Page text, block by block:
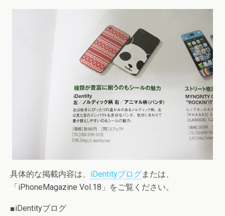
具体的な掲載内容は、 iDentityブログまたは、
「iPhoneMagazine Vol.18」をご覧ください。
■iDentityブログ